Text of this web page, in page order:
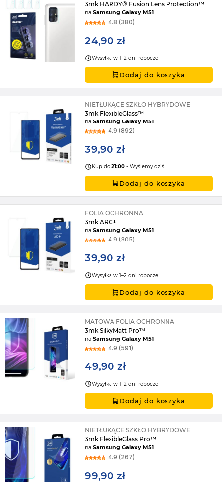
3mk HARDY® Fusion Lens Protection™
naSamsung Galaxy M51
4.8 (380)
24,90 zł
Wysyłka w 1–2 dni robocze
Dodaj do koszyka
NIETŁUKĄCE SZKŁO HYBRYDOWE
3mk FlexibleGlass™
naSamsung Galaxy M51
4.9 (892)
39,90 zł
Kup do21:00 - Wyślemy dziś
Dodaj do koszyka
FOLIA OCHRONNA
3mk ARC+
naSamsung Galaxy M51
4.9 (305)
39,90 zł
Wysyłka w 1–2 dni robocze
Dodaj do koszyka
MATOWA FOLIA OCHRONNA
3mk SilkyMatt Pro™
naSamsung Galaxy M51
4.9 (591)
49,90 zł
Wysyłka w 1–2 dni robocze
Dodaj do koszyka
NIETŁUKĄCE SZKŁO HYBRYDOWE
3mk FlexibleGlass Pro™
naSamsung Galaxy M51
4.9 (267)
99,90 zł